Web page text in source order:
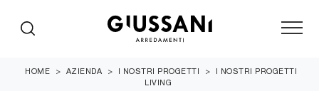
HOME > AZIENDA > I NOSTRI PROGETTI >
I NOSTRI PROGETTI
LIVING